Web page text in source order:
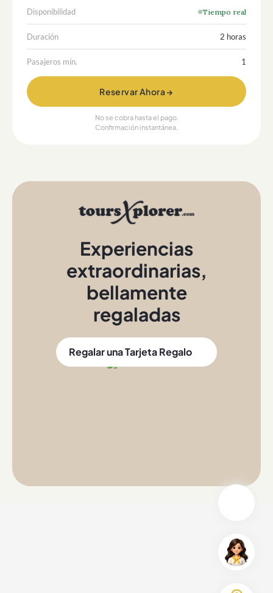
Disponibilidad Tiempo real
Duración 2 horas
Pasajeros mín. 1
Reservar Ahora →
No se cobra hasta el pago.
Confirmación instantánea.
Experiencias
extraordinarias,
bellamente
regaladas
Regalar una Tarjeta Regalo